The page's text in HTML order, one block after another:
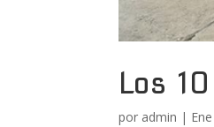
Los
por admin |